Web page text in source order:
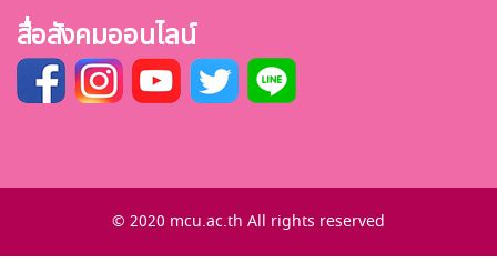
สื่อสังคมออนไลน์
© 2020 mcu.ac.th All rights reserved